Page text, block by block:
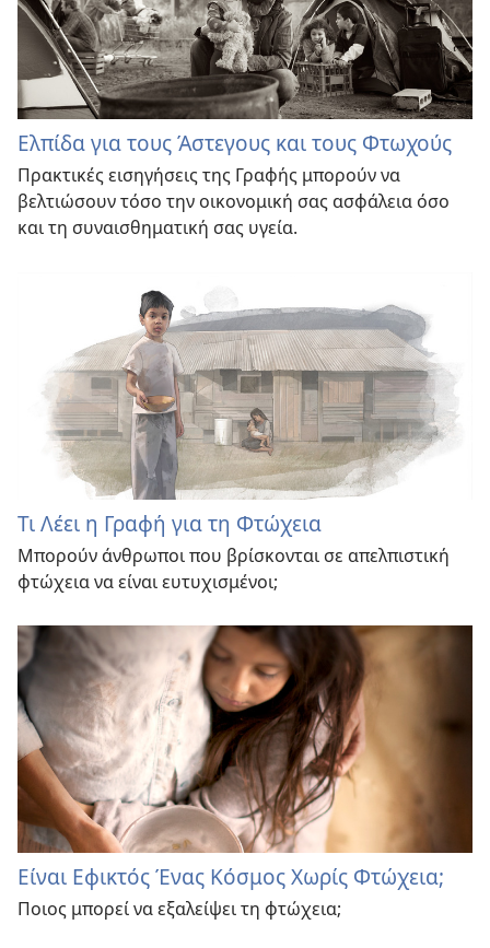
Ελπίδα για τους Άστεγους και τους Φτωχούς
Πρακτικές εισηγήσεις της Γραφής μπορούν να
βελτιώσουν τόσο την οικονομική σας ασφάλεια όσο
και τη συναισθηματική σας υγεία.
Τι Λέει η Γραφή για τη Φτώχεια
Μπορούν άνθρωποι που βρίσκονται σε απελπιστική
φτώχεια να είναι ευτυχισμένοι;
Είναι Εφικτός Ένας Κόσμος Χωρίς Φτώχεια;
Ποιος μπορεί να εξαλείψει τη φτώχεια;